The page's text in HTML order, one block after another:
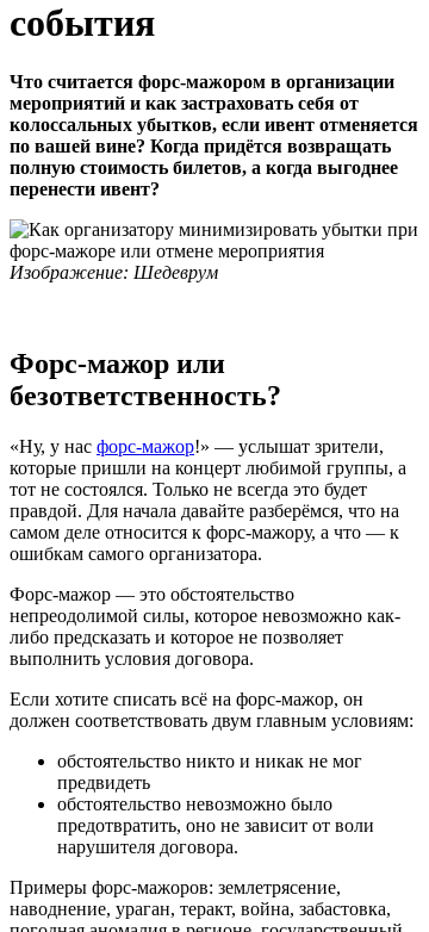
события
Что считается форс-мажором в организации
мероприятий и как застраховать себя от
колоссальных убытков, если ивент отменяется
по вашей вине? Когда придётся возвращать
полную стоимость билетов, а когда выгоднее
перенести ивент?
Изображение: Шедеврум
Форс-мажор или
безответственность?
«Ну, у нас форс-мажор!» — услышат зрители,
которые пришли на концерт любимой группы, а
тот не состоялся. Только не всегда это будет
правдой. Для начала давайте разберёмся, что на
самом деле относится к форс-мажору, а что — к
ошибкам самого организатора.
Форс-мажор — это обстоятельство
непреодолимой силы, которое невозможно как-
либо предсказать и которое не позволяет
выполнить условия договора.
Если хотите списать всё на форс-мажор, он
должен соответствовать двум главным условиям:
обстоятельство никто и никак не мог
предвидеть
обстоятельство невозможно было
предотвратить, оно не зависит от воли
нарушителя договора.
Примеры форс-мажоров: землетрясение,
наводнение, ураган, теракт, война, забастовка,